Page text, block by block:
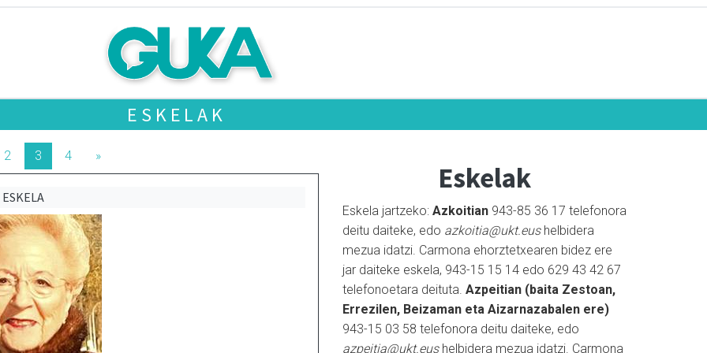
ESKELAK
2 3 4 »
ESKELA
Eskelak
Eskela jartzeko: Azkoitian 943-85 36 17 telefonora
deitu daiteke, edo azkoitia@ukt.eushelbidera
mezua idatzi. Carmona ehorztetxearen bidez ere
jar daiteke eskela, 943-15 15 14 edo 629 43 42 67
telefonoetara deituta. Azpeitian (baita Zestoan,
Errezilen, Beizaman eta Aizarnazabalen ere)
943-15 03 58 telefonora deitu daiteke, edo
azpeitia@ukt.eushelbidera mezua idatzi. Carmona